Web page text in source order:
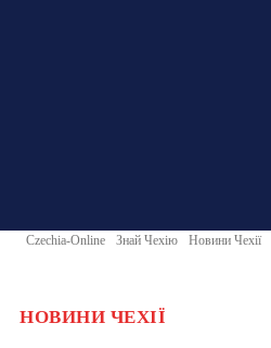
Czechia-Online Знай Чехію Новини Чехії
НОВИНИ ЧЕХІЇ